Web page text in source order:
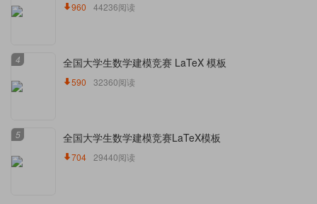
960 44236阅读
4 全国大学生数学建模竞赛 LaTeX 模板
590 32360阅读
5 全国大学生数学建模竞赛LaTeX模板
704 29440阅读